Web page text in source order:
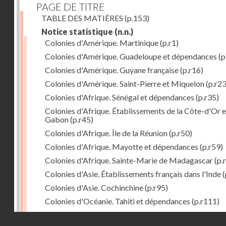
PAGE DE TITRE
TABLE DES MATIÈRES (p.153)
Notice statistique (n.n.)
Colonies d'Amérique. Martinique(p.r1)
Colonies d'Amérique. Guadeloupe et dépendances
Colonies d'Amérique. Guyane française(p.r16)
Colonies d'Amérique. Saint-Pierre et Miquelon
Colonies d'Afrique. Sénégal et dépendances (p.r35)
Colonies d'Afrique. Établissements de la Côte-d'Or
Gabon(p.r45)
Colonies d'Afrique. Île de la Réunion(p.r50)
Colonies d'Afrique. Mayotte et dépendances (p.r59)
Colonies d'Afrique. Sainte-Marie de Madagascar
Colonies d'Asie. Établissements français dans l'Inde
Colonies d'Asie. Cochinchine(p.r95)
Colonies d'Océanie. Tahiti et dépendances (p.r111)
Colonies d'Océanie. Nouvelle-Calédonie(p.r130)